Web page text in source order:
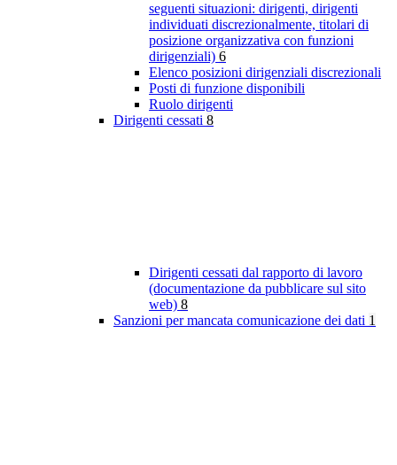
seguenti situazioni: dirigenti, dirigenti
individuati discrezionalmente, titolari di
posizione organizzativa con funzioni
dirigenziali) 6
Elenco posizioni dirigenziali discrezionali
Posti di funzione disponibili
Ruolo dirigenti
Dirigenti cessati 8
Dirigenti cessati dal rapporto di lavoro
(documentazione da pubblicare sul sito
web) 8
Sanzioni per mancata comunicazione dei dati 1